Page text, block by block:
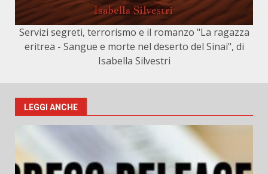
Servizi segreti, terrorismo e il romanzo "La ragazza
eritrea - Sangue e morte nel deserto del Sinai", di
Isabella Silvestri
LEGGI ANCHE